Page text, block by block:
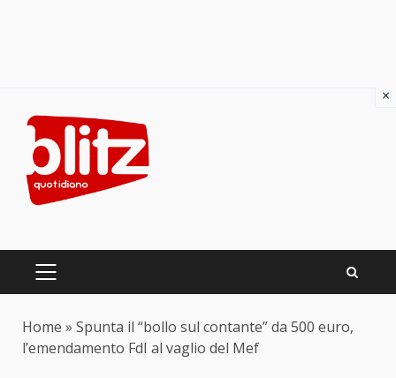
content
PRIMARY
Home » Spunta il “bollo sul contante” da 500 euro,
l’emendamento FdI al vaglio del Mef
×